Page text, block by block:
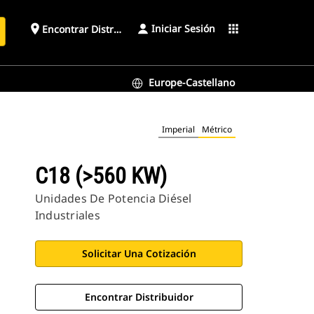
place Encontrar Distribuidor Iniciar Sesión apps
Europe-Castellano
Imperial Métrico
C18 (>560 KW)
Unidades De Potencia Diésel
Industriales
Solicitar Una Cotización
Encontrar Distribuidor